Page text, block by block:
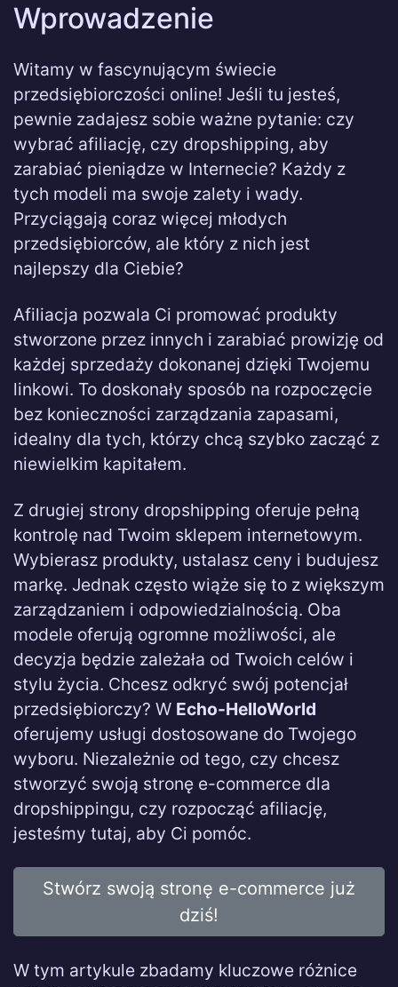
Wprowadzenie
Witamy w fascynującym świecie
przedsiębiorczości online! Jeśli tu jesteś,
pewnie zadajesz sobie ważne pytanie: czy
wybrać afiliację, czy dropshipping, aby
zarabiać pieniądze w Internecie? Każdy z
tych modeli ma swoje zalety i wady.
Przyciągają coraz więcej młodych
przedsiębiorców, ale który z nich jest
najlepszy dla Ciebie?
Afiliacja pozwala Ci promować produkty
stworzone przez innych i zarabiać prowizję od
każdej sprzedaży dokonanej dzięki Twojemu
linkowi. To doskonały sposób na rozpoczęcie
bez konieczności zarządzania zapasami,
idealny dla tych, którzy chcą szybko zacząć z
niewielkim kapitałem.
Z drugiej strony dropshipping oferuje pełną
kontrolę nad Twoim sklepem internetowym.
Wybierasz produkty, ustalasz ceny i budujesz
markę. Jednak często wiąże się to z większym
zarządzaniem i odpowiedzialnością. Oba
modele oferują ogromne możliwości, ale
decyzja będzie zależała od Twoich celów i
stylu życia. Chcesz odkryć swój potencjał
przedsiębiorczy? W Echo-HelloWorld
oferujemy usługi dostosowane do Twojego
wyboru. Niezależnie od tego, czy chcesz
stworzyć swoją stronę e-commerce dla
dropshippingu, czy rozpocząć afiliację,
jesteśmy tutaj, aby Ci pomóc.
Stwórz swoją stronę e-commerce już
dziś!
W tym artykule zbadamy kluczowe różnice